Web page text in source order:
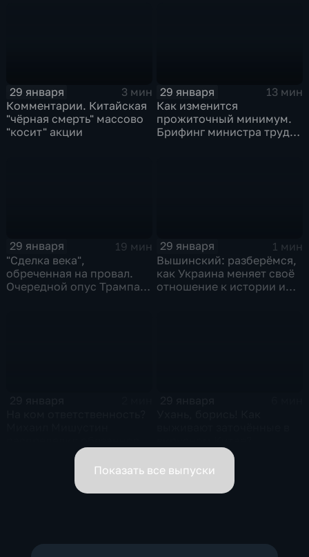
29 января
3 мин
Комментарии. Китайская
"чёрная смерть" массово
"косит" акции
29 января
13 мин
Как изменится
прожиточный минимум.
Брифинг министра труда
29 января
19 мин
"Сделка века",
обреченная на провал.
Очередной опус Трампа.
29 января
1 мин
Вышинский: разберёмся,
как Украина меняет своё
отношение к истории и
вице-премьеров
Показать все выпуски